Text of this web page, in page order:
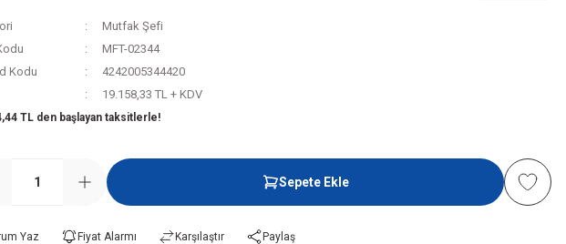
Mutfak Şefi
MFT-02344
Kodu
4242005344420
19.158,33 TL + KDV
TL den başlayan taksitlerle!
Sepete Ekle
Yaz Fiyat Alarmı Karşılaştır Paylaş